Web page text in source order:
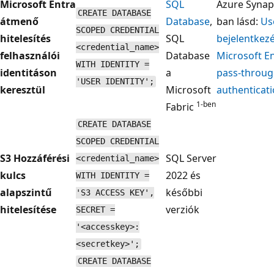
Microsoft Entra
átmenő
hitelesítés
felhasználói
identitáson
keresztül
CREATE DATABASE
SCOPED CREDENTIAL
<credential_name>
WITH IDENTITY =
'USER IDENTITY';
SQL
Database,
SQL
Database
a
Microsoft
Fabric 1-ben
Azure
ban lásd:
Microsoft
pass-
S3 Hozzáférési
kulcs
alapszintű
hitelesítése
CREATE DATABASE
SCOPED CREDENTIAL
<credential_name>
WITH IDENTITY =
'S3 ACCESS KEY',
SECRET =
'<accesskey>:
<secretkey>';
SQL Server
2022 és
későbbi
verziók
CREATE DATABASE